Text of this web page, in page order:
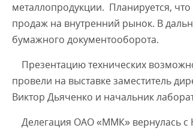
металлопродукции. Планируется,
продаж на внутренний рынок. В
бумажного документооборота.
Презентацию технических
провели на выставке заместитель
Виктор Дьяченко и начальник
Делегация ОАО «ММК» вернулась с